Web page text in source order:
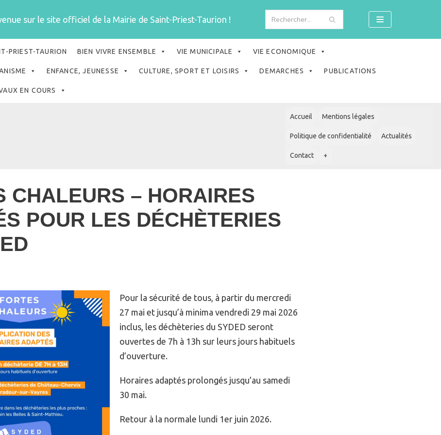
sur le site officiel de la Mairie de Saint-Priest-Taurion !
PRIEST-TAURION BIEN VIVRE ENSEMBLE VIE MUNICIPALE VIE ECONOMIQUE
ENFANCE, JEUNESSE CULTURE, SPORT ET LOISIRS DEMARCHES PUBLICATIONS
EN COURS
Accueil Mentions légales
Politique de confidentialité Actualités
Contact +
CHALEURS – HORAIRES
POUR LES DÉCHÈTERIES
Pour la sécurité de tous, à partir du mercredi
27 mai et jusqu’à minima vendredi 29 mai 2026
inclus, les déchèteries du SYDED seront
ouvertes de 7h à 13h sur leurs jours habituels
d’ouverture.
Horaires adaptés prolongés jusqu’au samedi
30 mai.
Retour à la normale lundi 1er juin 2026.